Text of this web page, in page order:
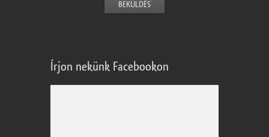
Írjon nekünk Facebookon